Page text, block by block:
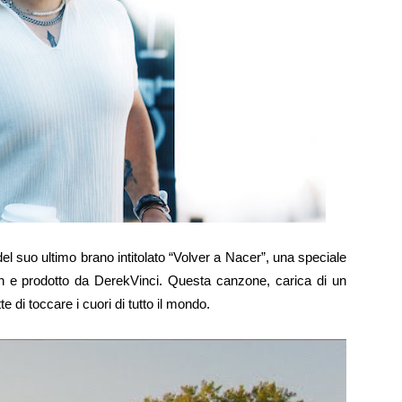
suo ultimo brano intitolato “Volver a Nacer”, una speciale
e prodotto da DerekVinci. Questa canzone, carica di un
di toccare i cuori di tutto il mondo.